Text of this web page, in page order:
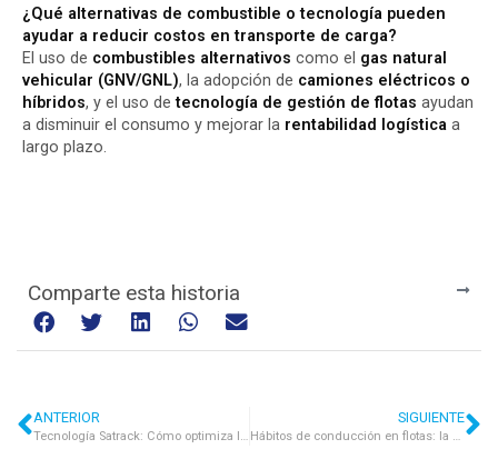
¿Qué alternativas de combustible o tecnología pueden
ayudar a reducir costos en transporte de carga?
El uso de combustibles alternativos como el gas natural
vehicular (GNV/GNL), la adopción de camiones eléctricos o
híbridos, y el uso detecnología de gestión de flotas ayudan
a disminuir el consumo y mejorar la rentabilidad logística a
largo plazo.
Comparte esta historia
ANTERIOR
Tecnología Satrack: Cómo optimiza la gestión y seguridad en el transporte de carga
SIGUIENTE